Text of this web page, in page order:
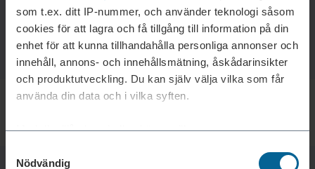
som t.ex. ditt IP-nummer, och använder teknologi såsom
cookies för att lagra och få tillgång till information på din
enhet för att kunna tillhandahålla personliga annonser och
innehåll, annons- och innehållsmätning, åskådarinsikter
och produktutveckling. Du kan själv välja vilka som får
använda din data och i vilka syften.
Med din tillåtelse skulle vi även vilja:
kan ha en noggrannhet på upp till flera meter
Nödvändig